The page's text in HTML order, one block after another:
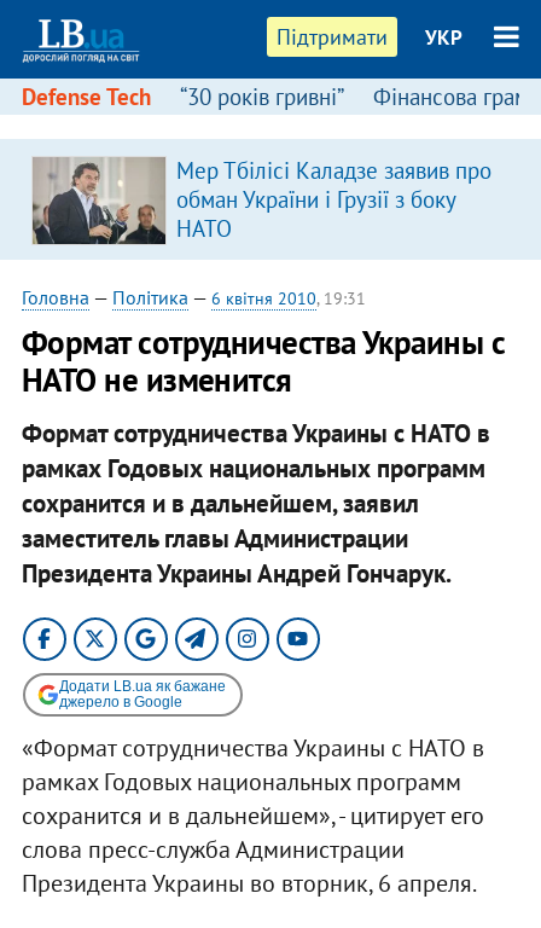
Підтримати УКР
Defense Tech “30 років гривні” Фінансова
Мер Тбілісі Каладзе заявив про
обман України і Грузії з боку
НАТО
Головна — Політика — 6 квітня 2010, 19:31
Формат сотрудничества Украины с
НАТО не изменится
Формат сотрудничества Украины с НАТО в
рамках Годовых национальных программ
сохранится и в дальнейшем, заявил
заместитель главы Администрации
Президента Украины Андрей Гончарук.
Додати LB.ua як бажане
джерело в Google
«Формат сотрудничества Украины с НАТО в
рамках Годовых национальных программ
сохранится и в дальнейшем», - цитирует его
слова пресс-служба Администрации
Президента Украины во вторник, 6 апреля.